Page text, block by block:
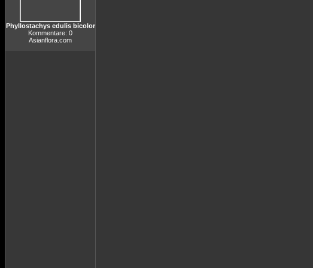
Phyllostachys edulis bicolor
Kommentare: 0
Asianflora.com